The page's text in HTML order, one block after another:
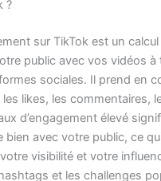
?
sur TikTok est un
public avec vos vidéos à
sociales. Il prend en
likes, les commentaires,
d’engagement élevé
bien avec votre public, ce
visibilité et votre
et les challenges